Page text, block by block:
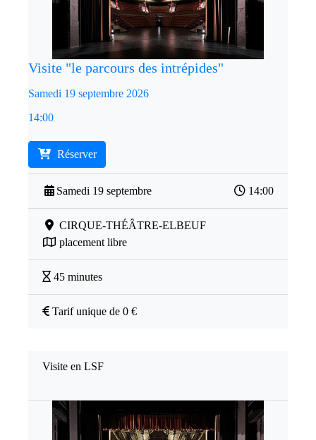
Visite "le parcours des intrépides"
Samedi 19 septembre 2026
14:00
Réserver
Samedi 19 septembre 14:00
CIRQUE-THÉÂTRE-ELBEUF
placement libre
45 minutes
Tarif unique de 0 €
Visite en LSF